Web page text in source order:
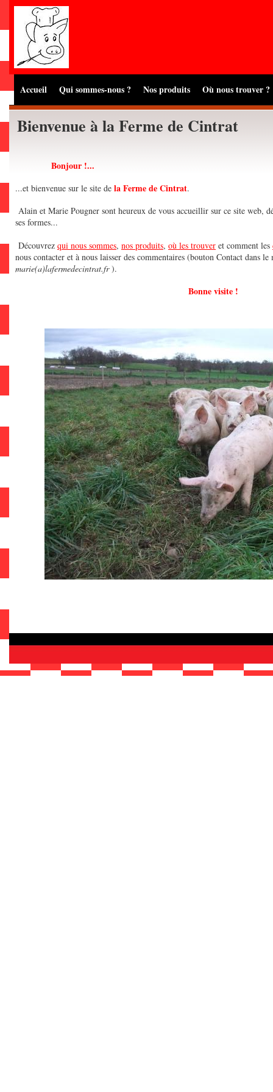
Accueil Qui sommes-nous ? Nos produits Où nous trouver ?
Bienvenue à la Ferme de Cintrat
Bonjour !...
...et bienvenue sur le site de la Ferme de Cintrat.
Alain et Marie Pougner sont heureux de vous accueillir sur ce site web,
ses formes...
Découvrez qui nous sommes, nos produits, où les trouver et comment les
nous contacter et à nous laisser des commentaires (bouton Contact dans
marie(a)lafermedecintrat.fr).
Bonne visite !